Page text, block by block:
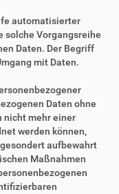
automatisierter
solche Vorgangsreihe
Daten. Der Begriff
mit Daten.
Daten ohne
nicht mehr einer
werden können,
aufbewahrt
Maßnahmen